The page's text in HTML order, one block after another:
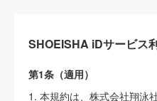
SHOEISHA iDサービス
第1条（適用）
1. 本規約は、株式会社翔泳